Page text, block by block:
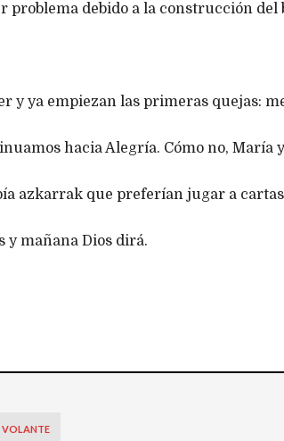
problema debido a la construcción
y ya empiezan las primeras quejas:
hacia Alegría. Cómo no,
azkarrak que preferían jugar a
y mañana Dios dirá.
VOLANTE